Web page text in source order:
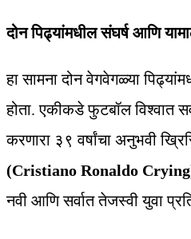
दोन पिढ्यांमधील संघर्ष आणि
हा सामना दोन वेगवेगळ्या
होता. एकीकडे फुटबॉल विश्वात
करणारा ३९ वर्षांचा अनुभवी
(Cristiano Ronaldo
नवी आणि सर्वात तेजस्वी युवा